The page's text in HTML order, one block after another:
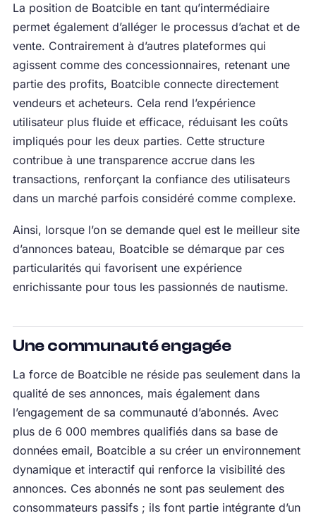
La position de Boatcible en tant qu’intermédiaire
permet également d’alléger le processus d’achat et de
vente. Contrairement à d’autres plateformes qui
agissent comme des concessionnaires, retenant une
partie des profits, Boatcible connecte directement
vendeurs et acheteurs. Cela rend l’expérience
utilisateur plus fluide et efficace, réduisant les coûts
impliqués pour les deux parties. Cette structure
contribue à une transparence accrue dans les
transactions, renforçant la confiance des utilisateurs
dans un marché parfois considéré comme complexe.
Ainsi, lorsque l’on se demande quel est le meilleur site
d’annonces bateau, Boatcible se démarque par ces
particularités qui favorisent une expérience
enrichissante pour tous les passionnés de nautisme.
Une communauté engagée
La force de Boatcible ne réside pas seulement dans la
qualité de ses annonces, mais également dans
l’engagement de sa communauté d’abonnés. Avec
plus de 6 000 membres qualifiés dans sa base de
données email, Boatcible a su créer un environnement
dynamique et interactif qui renforce la visibilité des
annonces. Ces abonnés ne sont pas seulement des
consommateurs passifs ; ils font partie intégrante d’un